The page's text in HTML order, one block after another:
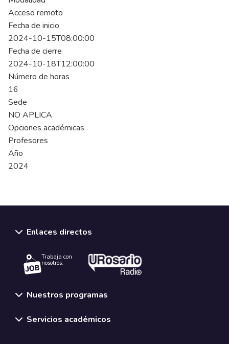
Acceso remoto
Fecha de inicio
2024-10-15T08:00:00
Fecha de cierre
2024-10-18T12:00:00
Número de horas
16
Sede
NO APLICA
Opciones académicas
Profesores
Año
2024
Enlaces directos
Trabaja con
nosotros.
Nuestros programas
Servicios académicos